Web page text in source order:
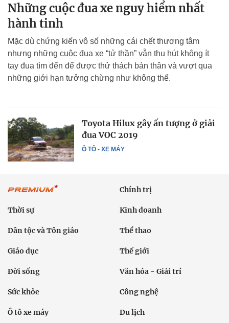
Những cuộc đua xe nguy hiểm nhất
hành tinh
Mặc dù chứng kiến vô số những cái chết thương tâm
nhưng những cuộc đua xe “tử thần” vẫn thu hút không ít
tay đua tìm đến để được thử thách bản thân và vượt qua
những giới hạn tưởng chừng như không thể.
Ô TÔ - XE MÁY
Toyota Hilux gây ấn tượng ở giải
đua VOC 2019
Chính trị
Thời sự Kinh doanh
Dân tộc và Tôn giáo Thể thao
Giáo dục Thế giới
Đời sống Văn hóa - Giải trí
Sức khỏe Công nghệ
Ô tô xe máy Du lịch